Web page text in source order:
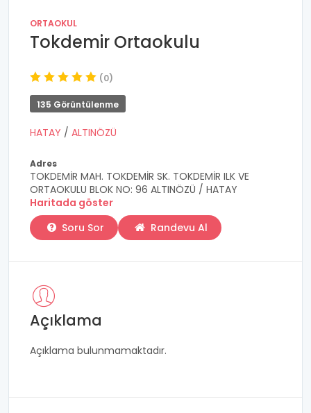
ORTAOKUL
Tokdemir Ortaokulu
(0)
135 Görüntülenme
HATAY / ALTINÖZÜ
Adres
TOKDEMİR MAH. TOKDEMİR SK. TOKDEMİR ILK VE
ORTAOKULU BLOK NO: 96 ALTINÖZÜ / HATAY
Haritada göster
Soru Sor
Randevu Al
Açıklama
Açıklama bulunmamaktadır.